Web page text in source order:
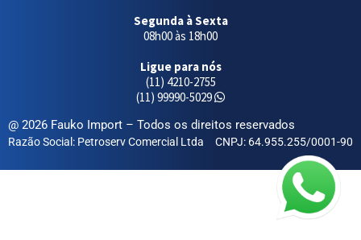
Segunda à Sexta
08h00 às 18h00
Ligue para nós
(11) 4210-2755
(11) 99990-5029
@ 2026 Fauko Import – Todos os direitos reservados
Razão Social: Petroserv Comercial Ltda CNPJ: 64.955.255/0001-90